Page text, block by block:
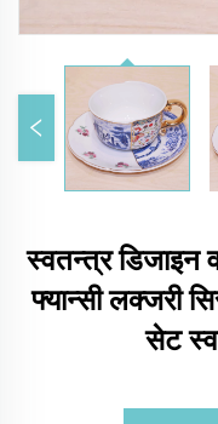
स्वतन्त्र डिजाइन
फ्यान्सी लक्जरी
सेट